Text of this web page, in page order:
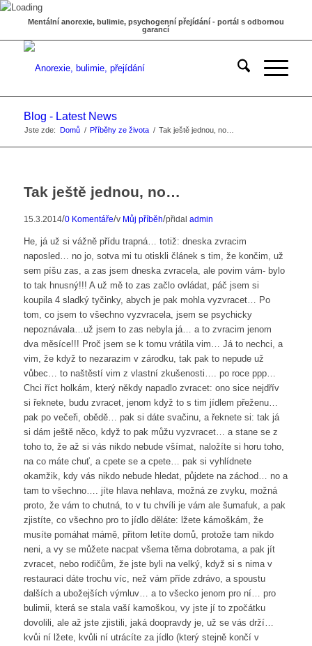
Mentální anorexie, bulimie, psychogenní přejídání - portál s odbornou
garancí
Blog - Latest News
Jste zde: Domů / Příběhy ze života / Tak ještě jednou, no…
Tak ještě jednou, no…
15.3.2014/0 Komentáře/v Můj příběh/přidal admin
He, já už si vážně přídu trapná… totiž: dneska zvracim
naposled… no jo, sotva mi tu otiskli článek s tim, že končim, už
sem píšu zas, a zas jsem dneska zvracela, ale povim vám- bylo
to tak hnusný!!! A už mě to zas začlo ovládat, páč jsem si
koupila 4 sladký tyčinky, abych je pak mohla vyzvracet… Po
tom, co jsem to všechno vyzvracela, jsem se psychicky
nepoznávala…už jsem to zas nebyla já… a to zvracim jenom
dva měsíce!!! Proč jsem se k tomu vrátila vim… Já to nechci, a
vim, že když to nezarazim v zárodku, tak pak to nepude už
vůbec… to naštěstí vim z vlastní zkušenosti…. po roce ppp…
Chci říct holkám, který někdy napadlo zvracet: ono sice nejdřív
si řeknete, budu zvracet, jenom když to s tim jídlem přeženu…
pak po večeři, obědě… pak si dáte svačinu, a řeknete si: tak já
si dám ještě něco, když to pak můžu vyzvracet… a stane se z
toho to, že až si vás nikdo nebude všímat, naložíte si horu toho,
na co máte chuť, a cpete se a cpete… pak si vyhlídnete
okamžik, kdy vás nikdo nebude hledat, půjdete na záchod… no a
tam to všechno…. jíte hlava nehlava, možná ze zvyku, možná
proto, že vám to chutná, to v tu chvíli je vám ale šumafuk, a pak
zjistíte, co všechno pro to jídlo děláte: lžete kámoškám, že
musíte pomáhat mámě, přitom letíte domů, protože tam nikdo
neni, a vy se můžete nacpat všema těma dobrotama, a pak jít
zvracet, nebo rodičům, že jste byli na velký, když si s nima v
restauraci dáte trochu víc, než vám příde zdrávo, a spoustu
dalších a ubožejších výmluv… a to všecko jenom pro ní… pro
bulimii, která se stala vaší kamoškou, vy jste jí to zpočátku
dovolili, ale až jste zjistili, jaká doopravdy je, už se vás drží…
kvůi ní lžete, kvůli ní utrácíte za jídlo (který stejně končí v